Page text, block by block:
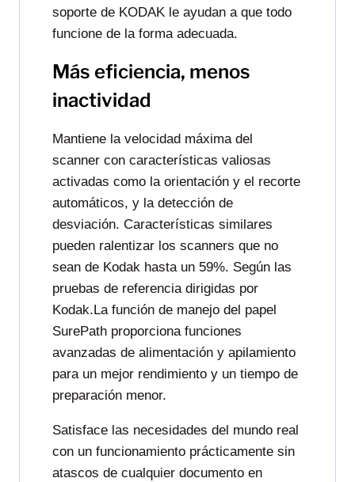
soporte de KODAK le ayudan a que todo
funcione de la forma adecuada.
Más eficiencia, menos
inactividad
Mantiene la velocidad máxima del
scanner con características valiosas
activadas como la orientación y el recorte
automáticos, y la detección de
desviación. Características similares
pueden ralentizar los scanners que no
sean de Kodak hasta un 59%. Según las
pruebas de referencia dirigidas por
Kodak.La función de manejo del papel
SurePath proporciona funciones
avanzadas de alimentación y apilamiento
para un mejor rendimiento y un tiempo de
preparación menor.
Satisface las necesidades del mundo real
con un funcionamiento prácticamente sin
atascos de cualquier documento en